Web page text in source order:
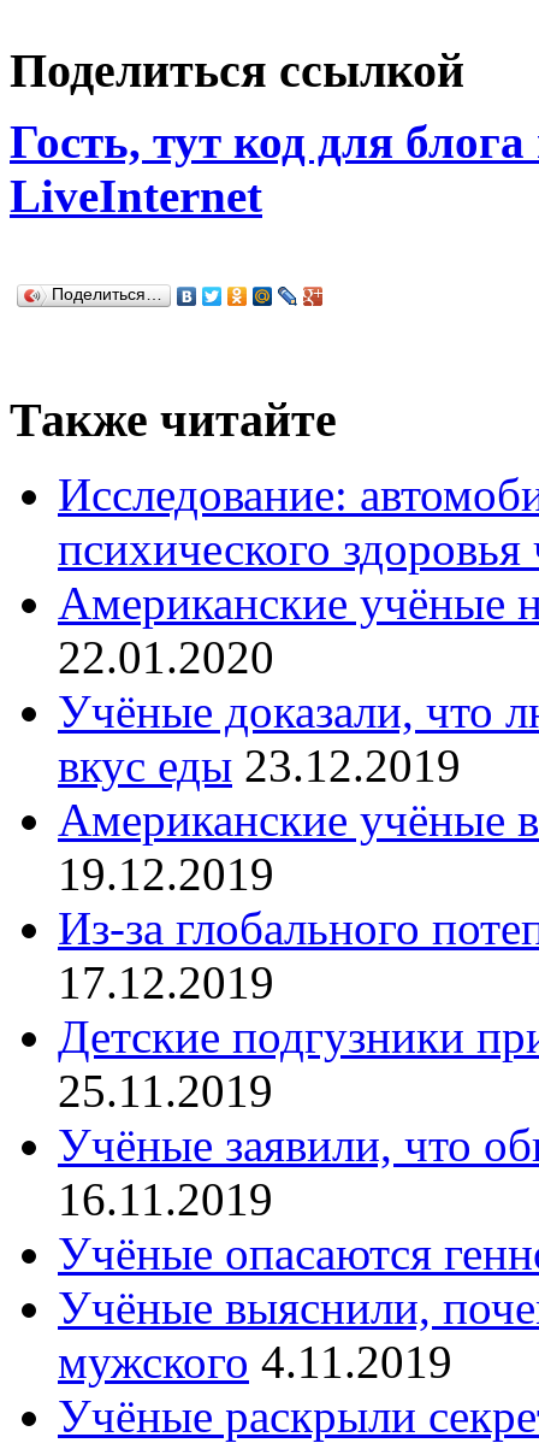
Поделиться ссылкой
Гость, тут код для
LiveInternet
Поделиться…
Также читайте
Исследование:
психического здоровья
Американские учёные
22.01.2020
Учёные доказали, что
вкус еды 23.12.2019
Американские учёные
19.12.2019
Из-за глобального
17.12.2019
Детские подгузники
25.11.2019
Учёные заявили, что
16.11.2019
Учёные опасаются
Учёные выяснили,
мужского 4.11.2019
Учёные раскрыли